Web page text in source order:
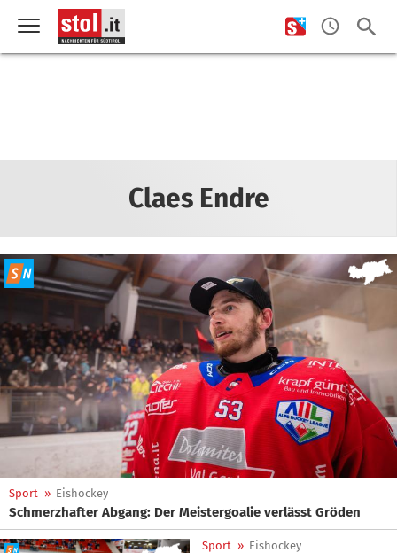
Claes Endre
Sport » Eishockey
Schmerzhafter Abgang: Der Meistergoalie verlässt Gröden
Sport » Eishockey